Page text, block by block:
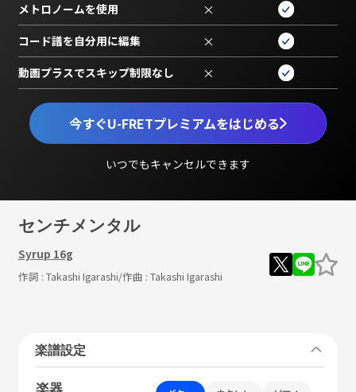
今すぐU-FRETプレミアムをはじめる
いつでもキャンセルできます
メトロノームを使用 ×
コード譜を自分用に編集 ×
動画プラスでスキップ制限なし ×
センチメンタル
Syrup 16g
作詞 : Takashi Igarashi/作曲 : Takashi Igarashi
楽譜設定
楽器